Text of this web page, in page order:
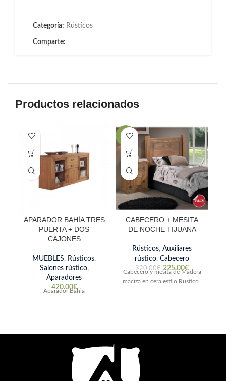
Categoría: Rústicos
Comparte:
Productos relacionados
APARADOR BAHÍA TRES
PUERTA + DOS
CAJONES
MUEBLES, Rústicos,
Salones rústico,
Aparadores
420.00€
Aparador Bahia
-30%
CABECERO + MESITA
DE NOCHE TIJUANA
Rústicos, Auxiliares
rústico, Cabecero
320.00€ 225.00€
Cabecero y mesita de Madera
maciza en cera estilo Rustico